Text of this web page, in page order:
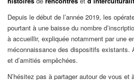
Depuis le début de l’année 2019, les
pourtant à une baisse du nombre
à accueillir, expliquée notamment par une
méconnaissance des dispositifs existants.
et d’amitiés empêchées.
N’hésitez pas à partager autour de vous